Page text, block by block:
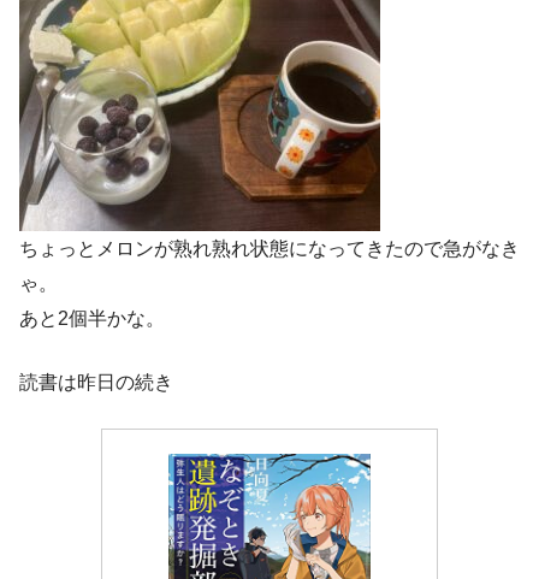
ちょっとメロンが熟れ熟れ状態になってきたので急がなき
ゃ。
あと2個半かな。
読書は昨日の続き